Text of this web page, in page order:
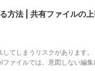
方法 | 共有ファイルの
てしまうリスクがあります
ァイルでは、意図しない編